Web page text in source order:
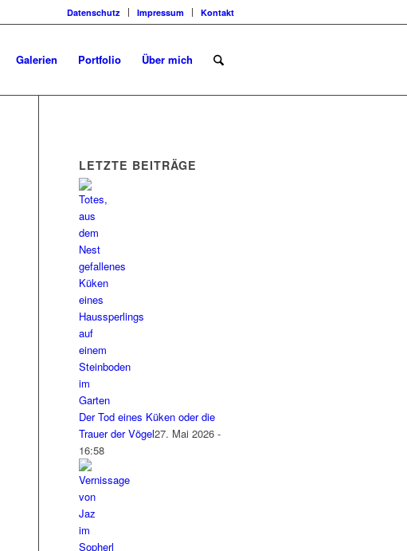
Datenschutz Impressum Kontakt
Galerien Portfolio Über mich
LETZTE BEITRÄGE
Der Tod eines Küken oder die
Trauer der Vögel27. Mai 2026 -
16:58